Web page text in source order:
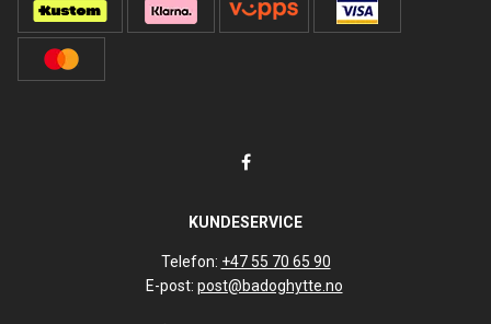
KUNDESERVICE
Telefon: +47 55 70 65 90
E-post: post@badoghytte.no